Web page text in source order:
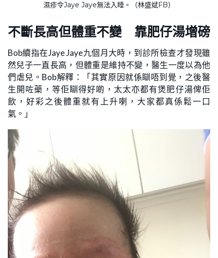
濕疹令Jaye Jaye無法入睡。（林盛斌FB）
不斷長高但體重不變 靠肥仔湯增磅
Bob續指在Jaye Jaye九個月大時，到診所檢查才發現雖
然兒子一直長高，但體重是維持不變，醫生一度以為他
們虐兒。Bob解釋：「其實原因就係瞓唔到覺，之後醫
生開咗藥，等佢瞓得好啲，太太亦都有煲肥仔湯俾佢
飲，好彩之後體重就有上升喇，大家都真係鬆一口
氣。」